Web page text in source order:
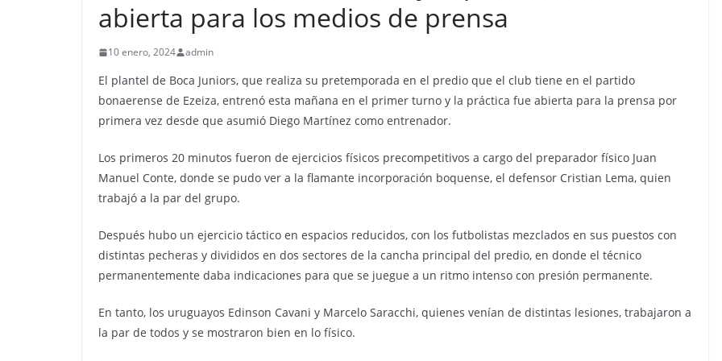
abierta para los medios de prensa
10 enero, 2024 admin
El plantel de Boca Juniors, que realiza su pretemporada en el predio que el club tiene en el partido
bonaerense de Ezeiza, entrenó esta mañana en el primer turno y la práctica fue abierta para la prensa por
primera vez desde que asumió Diego Martínez como entrenador.
Los primeros 20 minutos fueron de ejercicios físicos precompetitivos a cargo del preparador físico Juan
Manuel Conte, donde se pudo ver a la flamante incorporación boquense, el defensor Cristian Lema, quien
trabajó a la par del grupo.
Después hubo un ejercicio táctico en espacios reducidos, con los futbolistas mezclados en sus puestos con
distintas pecheras y divididos en dos sectores de la cancha principal del predio, en donde el técnico
permanentemente daba indicaciones para que se juegue a un ritmo intenso con presión permanente.
En tanto, los uruguayos Edinson Cavani y Marcelo Saracchi, quienes venían de distintas lesiones, trabajaron a
la par de todos y se mostraron bien en lo físico.